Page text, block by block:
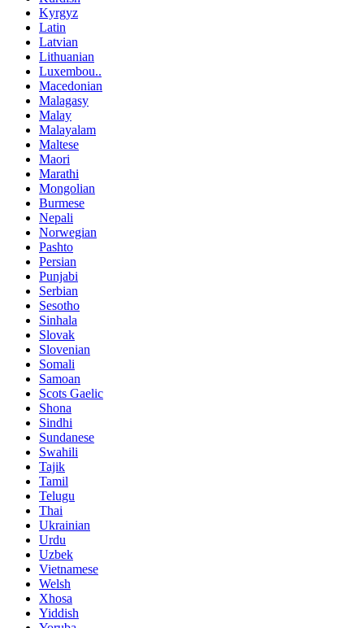
Kyrgyz
Latin
Latvian
Lithuanian
Luxembou..
Macedonian
Malagasy
Malay
Malayalam
Maltese
Maori
Marathi
Mongolian
Burmese
Nepali
Norwegian
Pashto
Persian
Punjabi
Serbian
Sesotho
Sinhala
Slovak
Slovenian
Somali
Samoan
Scots Gaelic
Shona
Sindhi
Sundanese
Swahili
Tajik
Tamil
Telugu
Thai
Ukrainian
Urdu
Uzbek
Vietnamese
Welsh
Xhosa
Yiddish